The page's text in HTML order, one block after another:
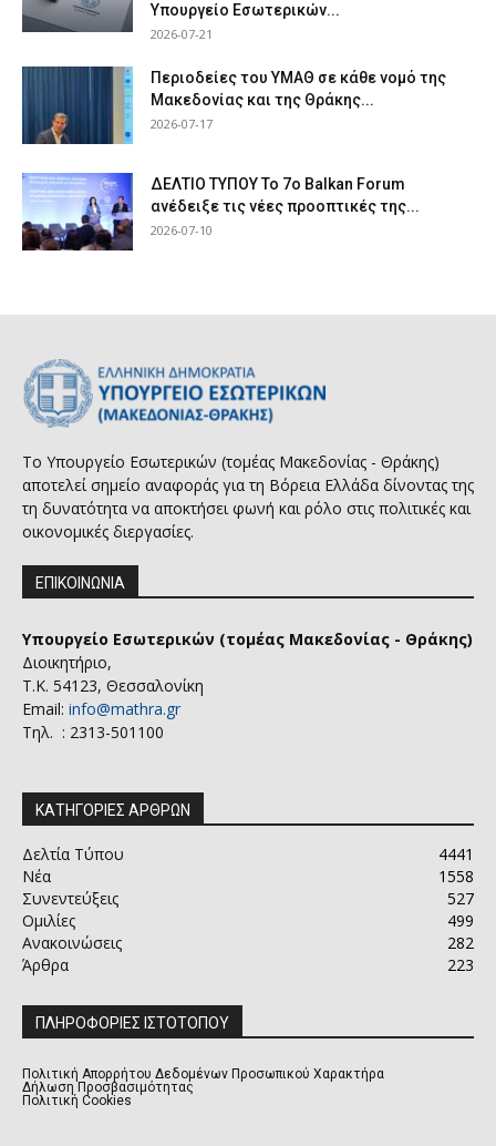
Υπουργείο Εσωτερικών...
2026-07-21
Περιοδείες του ΥΜΑΘ σε κάθε νομό της
Μακεδονίας και της Θράκης...
2026-07-17
ΔΕΛΤΙΟ ΤΥΠΟΥ Το 7ο Balkan Forum
ανέδειξε τις νέες προοπτικές της...
2026-07-10
Το Υπουργείο Εσωτερικών (τομέας Μακεδονίας - Θράκης)
αποτελεί σημείο αναφοράς για τη Βόρεια Ελλάδα δίνοντας της
τη δυνατότητα να αποκτήσει φωνή και ρόλο στις πολιτικές και
οικονομικές διεργασίες.
ΕΠΙΚΟΙΝΩΝΙΑ
Υπουργείο Εσωτερικών (τομέας Μακεδονίας - Θράκης)
Διοικητήριο,
Τ.Κ. 54123, Θεσσαλονίκη
Email: info@mathra.gr
Τηλ. : 2313-501100
ΚΑΤΗΓΟΡΙΕΣ ΑΡΘΡΩΝ
Δελτία Τύπου
4441
Νέα
1558
Συνεντεύξεις
527
Ομιλίες
499
Ανακοινώσεις
282
Άρθρα
223
ΠΛΗΡΟΦΟΡΙΕΣ ΙΣΤΟΤΟΠΟΥ
Πολιτική Απορρήτου Δεδομένων Προσωπικού Χαρακτήρα
Δήλωση Προσβασιμότητας
Πολιτική Cookies